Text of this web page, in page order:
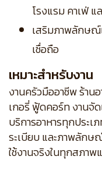
โรงแรม คาเฟ่
เสริมภาพลักษณ์
เชื่อถือ
เหมาะสำหรับงาน
งานครัวมืออาชีพ ร้าน
เกอรี่ ฟู้ดคอร์ท งานจั
บริการอาหารทุกประเ
ระเบียบ และภาพลักษ
ใช้งานจริงในทุกสภาพ